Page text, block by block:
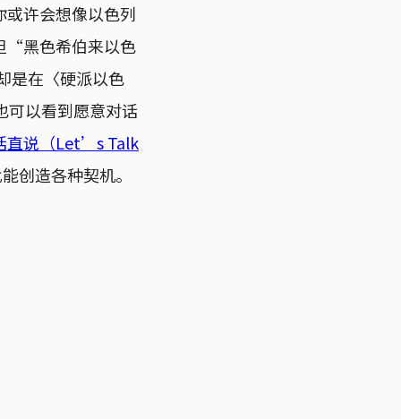
许会想像以色列
“黑色希伯来以色
是在〈硬派以色
可以看到愿意对话
直说（Let’s Talk
创造各种契机。